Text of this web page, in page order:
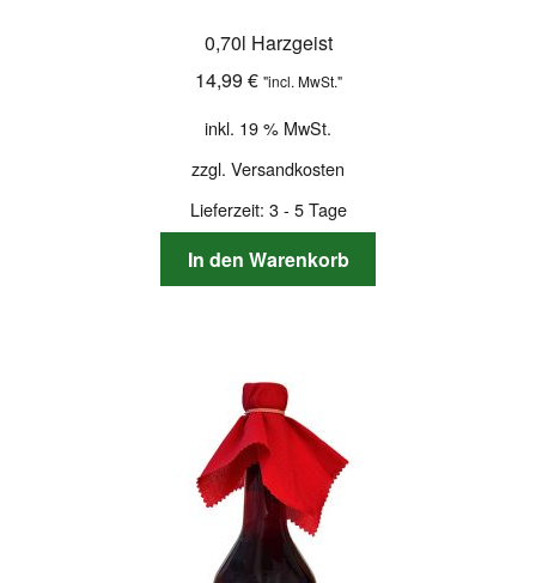
0,70l Harzgeist
14,99 € "incl. MwSt."
inkl. 19 % MwSt.
zzgl. Versandkosten
Lieferzeit: 3 - 5 Tage
In den Warenkorb